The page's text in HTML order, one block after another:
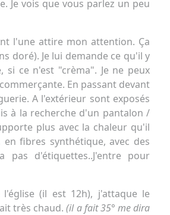
Je vois que vous parlez un peu
l'une attire mon attention. Ça
doré). Je lui demande ce qu'il y
si ce n'est "crèma". Je ne peux
En passant devant
A l'extérieur sont exposés
à la recherche d'un pantalon /
plus avec la chaleur qu'il
fibres synthétique, avec des
d'étiquettes..J'entre pour
(il est 12h), j'attaque le
très chaud.(il a fait 35° me dira